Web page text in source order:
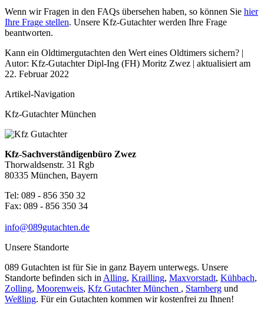
Wenn wir Fragen in den FAQs übersehen haben, so können Sie hier
Ihre Frage stellen. Unsere Kfz-Gutachter werden Ihre Frage
beantworten.
Kann ein Oldtimergutachten den Wert eines Oldtimers sichern? |
Autor: Kfz-Gutachter Dipl-Ing (FH) Moritz Zwez | aktualisiert am
22. Februar 2022
Artikel-Navigation
Kfz-Gutachter München
Kfz-Sachverständigenbüro Zwez
Thorwaldsenstr. 31 Rgb
80335 München, Bayern
Tel: 089 - 856 350 32
Fax: 089 - 856 350 34
info@089gutachten.de
Unsere Standorte
089 Gutachten ist für Sie in ganz Bayern unterwegs. Unsere
Standorte befinden sich in Alling, Krailling, Maxvorstadt, Kühbach,
Zolling, Moorenweis, Kfz Gutachter München , Starnberg und
Weßling. Für ein Gutachten kommen wir kostenfrei zu Ihnen!